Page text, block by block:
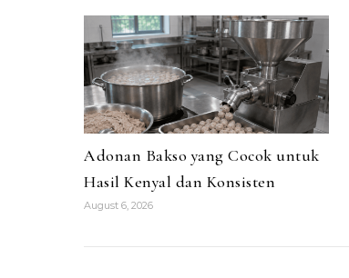
Adonan Bakso yang Cocok untuk
Hasil Kenyal dan Konsisten
August 6, 2026